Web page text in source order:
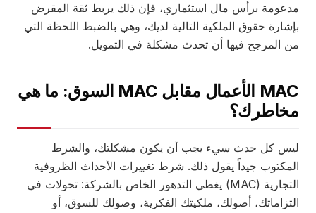
مدعومة برأس مال استثماري، فإن ذلك يربط ثقة المقرض
بإشارة حقوق الملكية التالية لديك، وهي بالضبط اللحظة التي
من المرجح فيها أن تحدث مشكلة في التمويل.
MAC الأعمال مقابل MAC السوق: ما هي
مخاطرك؟
ليس كل حدث سيء يجب أن يكون مشكلتك، والشرط
المكتوب جيداً يقول ذلك. شرط تغييرات الأحداث الظروفية
التجارية (MAC) يغطي التدهور الخاص بالشركة: تحولات في
التزاماتك، أصولك، ملكيتك الفكرية، وصولك للسوق، أو